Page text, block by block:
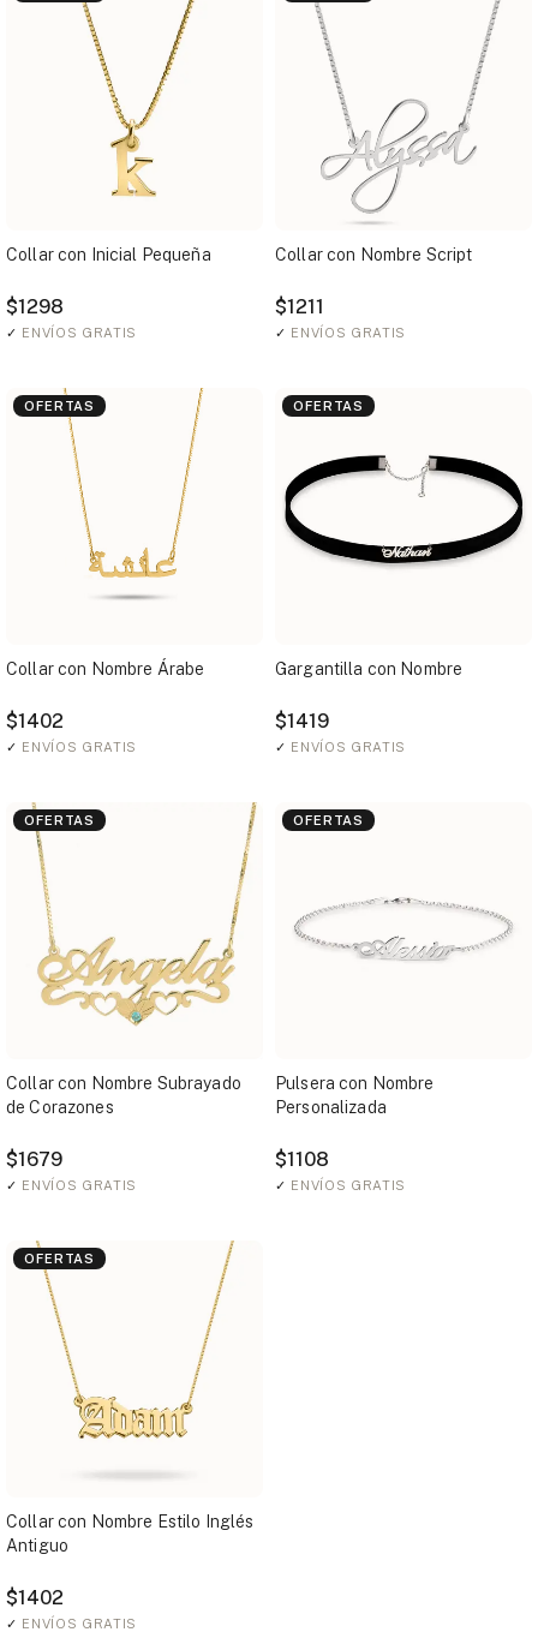
Collar con Inicial Pequeña
$1298
✓ ENVÍOS GRATIS
Collar con Nombre Script
$1211
✓ ENVÍOS GRATIS
OFERTAS
Collar con Nombre Árabe
$1402
✓ ENVÍOS GRATIS
OFERTAS
Gargantilla con Nombre
$1419
✓ ENVÍOS GRATIS
OFERTAS
Collar con Nombre Subrayado
de Corazones
$1679
✓ ENVÍOS GRATIS
OFERTAS
Pulsera con Nombre
Personalizada
$1108
✓ ENVÍOS GRATIS
OFERTAS
Collar con Nombre Estilo Inglés
Antiguo
$1402
✓ ENVÍOS GRATIS